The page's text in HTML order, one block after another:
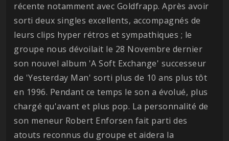
récente notamment avec Goldfrapp. Après avoir
sorti deux singles excellents, accompagnés de
leurs clips hyper rétros et sympathiques ; le
groupe nous dévoilait le 28 Novembre dernier
son nouvel album 'A Soft Exchange' successeur
de 'Yesterday Man' sorti plus de 10 ans plus tôt
en 1996. Pendant ce temps le son a évolué, plus
chargé qu'avant et plus pop. La personnalité de
son meneur Robert Enforsen fait parti des
atouts reconnus du groupe et aidera la